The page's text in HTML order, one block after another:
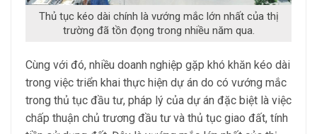
Thủ tục kéo dài chính là vướng mắc lớn nhất của thị
trường đã tồn đọng trong nhiều năm qua.
Cùng với đó, nhiều doanh nghiệp gặp khó khăn kéo dài
trong việc triển khai thực hiện dự án do có vướng mắc
trong thủ tục đầu tư, pháp lý của dự án đặc biệt là việc
chấp thuận chủ trương đầu tư và thủ tục giao đất, tính